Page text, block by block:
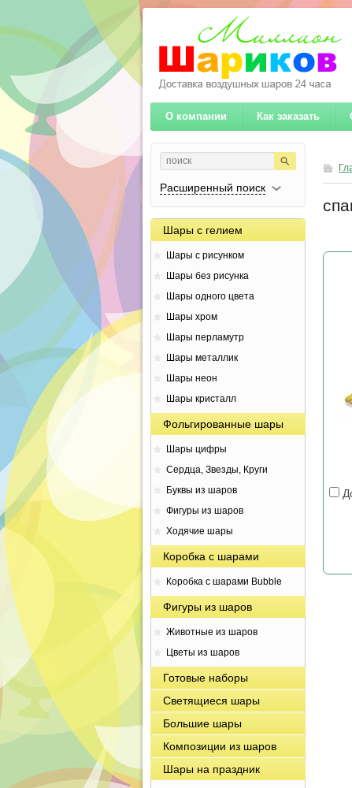
О компании Как заказать
Расширенный поиск
Шары с гелием
Шары с рисунком
Шары без рисунка
Шары одного цвета
Шары хром
Шары перламутр
Шары металлик
Шары неон
Шары кристалл
Фольгированные шары
Шары цифры
Сердца, Звезды, Круги
Буквы из шаров
Фигуры из шаров
Ходячие шары
Коробка с шарами
Коробка с шарами Bubble
Фигуры из шаров
Животные из шаров
Цветы из шаров
Готовые наборы
Светящиеся шары
Большие шары
Композиции из шаров
Шары на праздник